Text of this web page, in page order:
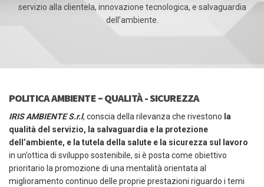
servizio alla clientela, innovazione tecnologica, e salvaguardia
dell’ambiente.
POLITICA AMBIENTE – QUALITÀ - SICUREZZA
IRIS AMBIENTE S.r.l, conscia della rilevanza che rivestono la
qualità del servizio, la salvaguardia e la protezione
dell’ambiente, e la tutela della salute e la sicurezza sul lavoro
in un’ottica di sviluppo sostenibile, si è posta come obiettivo
prioritario la promozione di una mentalità orientata al
miglioramento continuo delle proprie prestazioni riguardo i temi